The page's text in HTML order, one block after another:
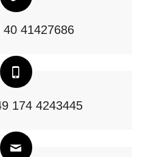
40 41427686
174 4243445